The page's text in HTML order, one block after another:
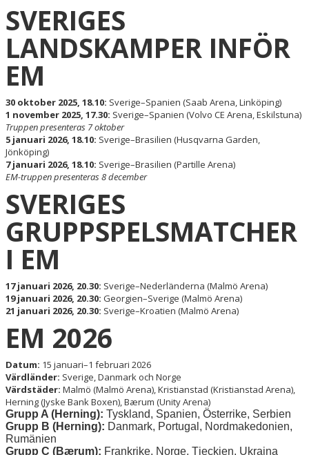
SVERIGES
LANDSKAMPER INFÖR
EM
30 oktober 2025, 18.10: Sverige–Spanien (Saab Arena, Linköping)
1 november 2025, 17.30: Sverige–Spanien (Volvo CE Arena, Eskilstuna)
Truppen presenteras 7 oktober
5 januari 2026, 18.10: Sverige–Brasilien (Husqvarna Garden,
Jönköping)
7 januari 2026, 18.10: Sverige–Brasilien (Partille Arena)
EM-truppen presenteras 8 december
SVERIGES
GRUPPSPELSMATCHER
I EM
17 januari 2026, 20.30: Sverige–Nederländerna (Malmö Arena)
19 januari 2026, 20.30: Georgien–Sverige (Malmö Arena)
21 januari 2026, 20.30: Sverige–Kroatien (Malmö Arena)
EM 2026
Datum: 15 januari–1 februari 2026
Värdländer: Sverige, Danmark och Norge
Värdstäder: Malmö (Malmö Arena), Kristianstad (Kristianstad Arena),
Herning (Jyske Bank Boxen), Bærum (Unity Arena)
Grupp A (Herning): Tyskland, Spanien, Österrike, Serbien
Grupp B (Herning): Danmark, Portugal, Nordmakedonien,
Rumänien
Grupp C (Bærum): Frankrike, Norge, Tjeckien, Ukraina